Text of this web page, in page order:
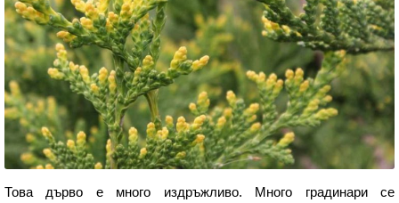
Това дърво е много издръжливо. Много градинари се